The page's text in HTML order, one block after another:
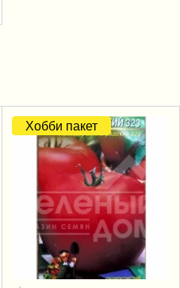
Хобби пакет